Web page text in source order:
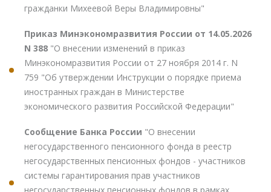
гражданки Михеевой Веры Владимировны"
Приказ Минэкономразвития России от 14.05.2026
N 388 "О внесении изменений в приказ
Минэкономразвития России от 27 ноября 2014 г. N
759 "Об утверждении Инструкции о порядке приема
иностранных граждан в Министерстве
экономического развития Российской Федерации"
Сообщение Банка России "О внесении
негосударственного пенсионного фонда в реестр
негосударственных пенсионных фондов - участников
системы гарантирования прав участников